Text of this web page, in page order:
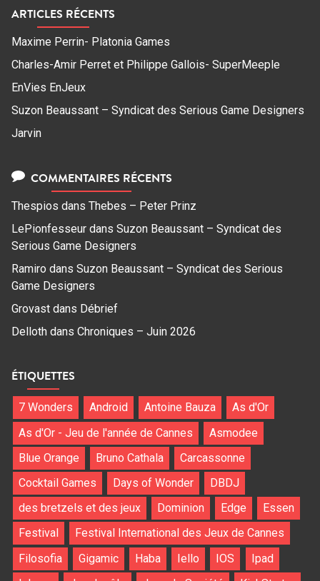
ARTICLES RÉCENTS
Maxime Perrin- Platonia Games
Charles-Amir Perret et Philippe Gallois- SuperMeeple
EnVies EnJeux
Suzon Beaussant – Syndicat des Serious Game Designers
Jarvin
COMMENTAIRES RÉCENTS
Thespios dans Thebes – Peter Prinz
LePionfesseur dans Suzon Beaussant – Syndicat des
Serious Game Designers
Ramiro dans Suzon Beaussant – Syndicat des Serious
Game Designers
Grovast dans Débrief
Delloth dans Chroniques – Juin 2026
ÉTIQUETTES
7 Wonders Android Antoine Bauza
As d'Or
As d'Or - Jeu de l'année de Cannes
Asmodee
Blue Orange
Bruno Cathala
Carcassonne
Cocktail Games
Days of Wonder
DBDJ
des bretzels et des jeux
Dominion Edge
Essen
Festival
Festival International des Jeux de Cannes
Filosofia
Gigamic Haba Iello IOS
Ipad